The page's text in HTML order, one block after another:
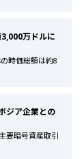
万ドルに
時価総額は約8
ジア企業との
要暗号資産取引